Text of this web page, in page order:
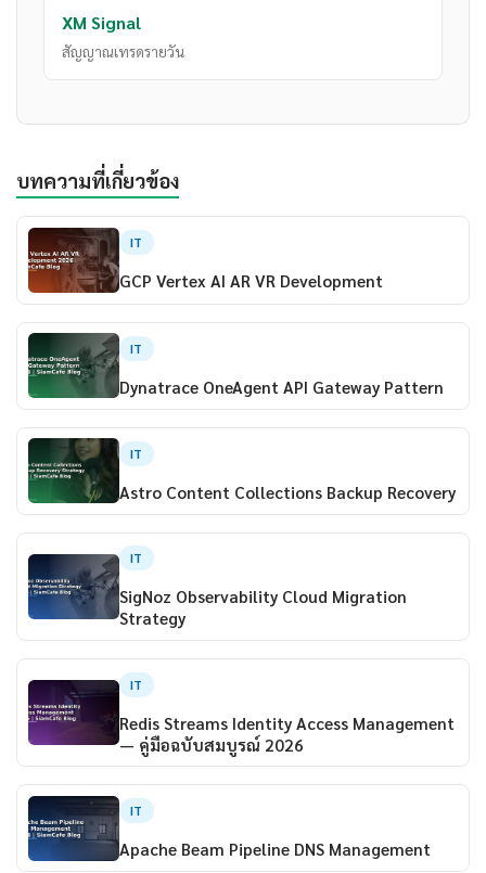
XM Signal
สัญญาณเทรดรายวัน
บทความที่เกี่ยวข้อง
IT
GCP Vertex AI AR VR Development
IT
Dynatrace OneAgent API Gateway Pattern
IT
Astro Content Collections Backup Recovery
IT
SigNoz Observability Cloud Migration
Strategy
IT
Redis Streams Identity Access Management
— คู่มือฉบับสมบูรณ์ 2026
IT
Apache Beam Pipeline DNS Management